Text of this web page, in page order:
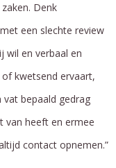
Denk
een slechte review
wil en verbaal en
kwetsend ervaart,
bepaald gedrag
van heeft en ermee
contact opnemen.”